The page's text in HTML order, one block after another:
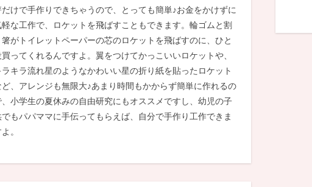
だけで手作りできちゃうので、とっても簡単♪お金をかけずに
軽な工作で、ロケットを飛ばすこともできます。輪ゴムと割
箸がトイレットペーパーの芯のロケットを飛ばすのに、ひと
ってくれるんですよ。翼をつけてかっこいいロケットや、
ラキラ流れ星のようなかわいい星の折り紙を貼ったロケット
ど、アレンジも無限大♪あまり時間もかからず簡単に作れるの
、小学生の夏休みの自由研究にもオススメですし、幼児の子
でもパパママに手伝ってもらえば、自分で手作り工作できま
。